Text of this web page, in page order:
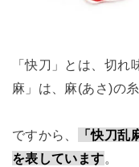
「快刀」とは、切
麻」は、麻(あさ)の
ですから、
「快刀
を表しています。